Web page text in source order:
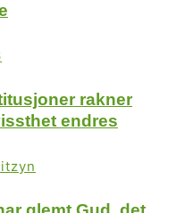
rakner
endres